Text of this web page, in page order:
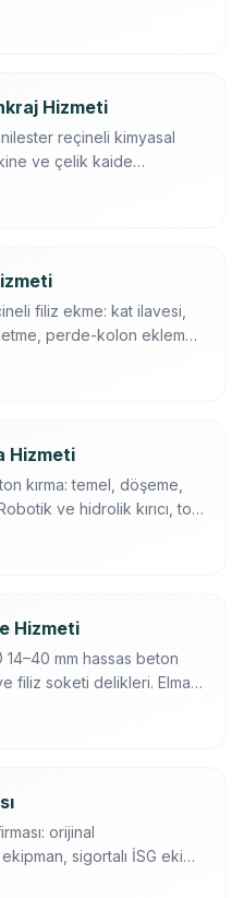
+ sigortalı operasyon,
Hizmeti
reçineli kimyasal
ve çelik kaide
çekme testi, yazılı
filiz ekme: kat ilavesi,
perde-kolon ekleme.
testli, yazılı garanti.
Hizmeti
kırma: temel, döşeme,
ve hidrolik kırıcı, toz
operasyon.
Hizmeti
mm hassas beton
filiz soketi delikleri. Elmas
ile donatı
orijinal
sigortalı İSG ekip,
keşif. Karot delme,